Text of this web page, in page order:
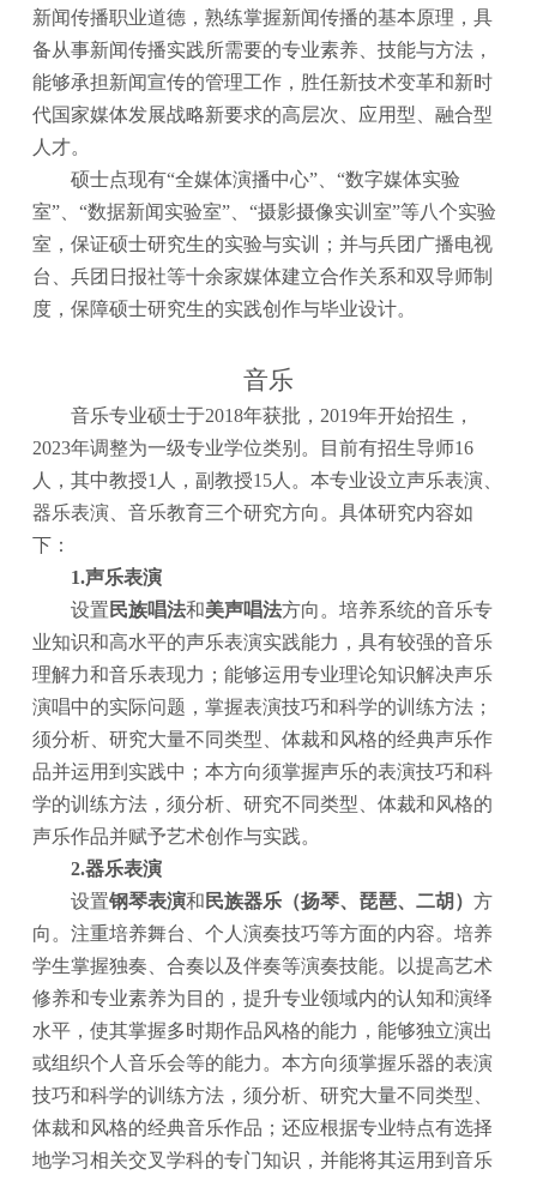
新闻传播职业道德，熟练掌握新闻传播的基本原理，具
备从事新闻传播实践所需要的专业素养、技能与方法，
能够承担新闻宣传的管理工作，胜任新技术变革和新时
代国家媒体发展战略新要求的高层次、应用型、融合型
人才。
硕士点现有“全媒体演播中心” 、“数字媒体实验
室” 、“数据新闻实验室”、“摄影摄像实训室”等八个实验
室 ，保证硕士研究生的实验与实训；并与兵团广播电视
台、兵团日报社等十余家媒体建立合作关系和双导师制
度，保障硕士研究生的实践创作与毕业设计。
音乐
音乐专业硕士于2018年获批，2019年开始招生，
2023年调整为一级专业学位类别。目前有招生导师16
人，其中教授1人，副教授15人。本专业设立声乐表演、
器乐表演、音乐教育三个研究方向。具体研究内容如
下：
1.声乐表演
设置 民族唱法和美声唱法方向。培养系统的音乐专
业知识和高水平的声乐表演实践能力，具有较强的音乐
理解力和音乐表现力；能够运用专业理论知识解决声乐
演唱中的实际问题，掌握表演技巧和科学的训练方法；
须分析、研究大量不同类型、体裁和风格的经典声乐作
品并运用到实践中；本方向须掌握声乐的表演技巧和科
学的训练方法，须分析、研究不同类型、体裁和风格的
声乐作品并赋予艺术创作与实践。
2.器乐表演
设置钢琴表演和 民族器乐（扬琴、琵琶、二胡）方
向。注重培养舞台、个人演奏技巧等方面的内容。培养
学生掌握独奏、合奏以及伴奏等演奏技能。以提高艺术
修养和专业素养为目的，提升专业领域内的认知和演绎
水平，使其掌握多时期作品风格的能力，能够独立演出
或组织个人音乐会等的能力。本方向须掌握乐器的表演
技巧和科学的训练方法，须分析、研究大量不同类型、
体裁和风格的经典音乐作品；还应根据专业特点有选择
地学习相关交叉学科的专门知识，并能将其运用到音乐